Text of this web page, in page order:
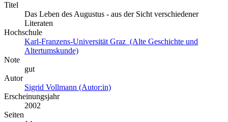
Titel
Das Leben des Augustus - aus der Sicht verschiedener
Literaten
Hochschule
Karl-Franzens-Universität Graz (Alte Geschichte und
Altertumskunde)
Note
gut
Autor
Sigrid Vollmann (Autor:in)
Erscheinungsjahr
2002
Seiten